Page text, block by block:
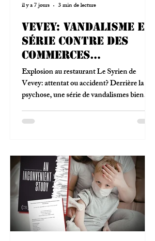
Vevey: vandalisme en
série contre des
commerces
étrangers
Explosion au restaurant Le Syrien de
Vevey: attentat ou accident? Derrière la
psychose, une série de vandalismes bien
réelle et un suspect connu.
il y a 7 jours 3 min de lecture